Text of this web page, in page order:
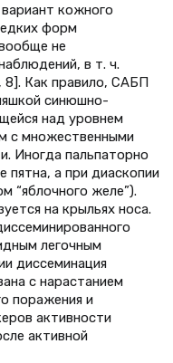
кожного
форм
не
в т. ч.
8]. Как правило, САБП
синюшно-
над уровнем
с множественными
Иногда пальпаторно
пятна, а при диаскопии
“яблочного желе”).
на крыльях носа.
легочным
диссеминация
с нарастанием
поражения и
активности
активной